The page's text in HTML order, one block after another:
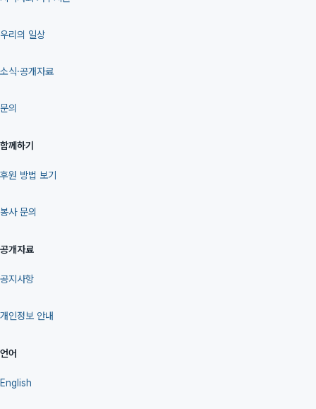
우리의 일상
소식·공개자료
문의
함께하기
후원 방법 보기
봉사 문의
공개자료
공지사항
개인정보 안내
언어
English